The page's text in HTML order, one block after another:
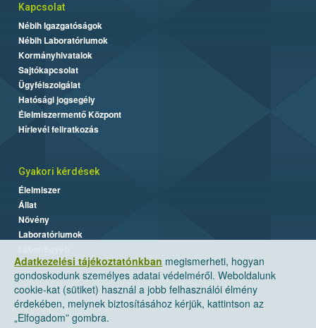
Adatkezelési tájékoztatónkban megismerheti, hogyan
gondoskodunk személyes adatai védelméről. Weboldalunk
cookie-kat (sütiket) használ a jobb felhasználói élmény
érdekében, melynek biztosításához kérjük, kattintson az
„Elfogadom” gombra.
Kapcsolat
Nébih Igazgatóságok
Nébih Laboratóriumok
Kormányhivatalok
Sajtókapcsolat
Ügyfélszolgálat
Hatósági jogsegély
Élelmiszermentő Központ
Hírlevél feliratkozás
Gyakori kérdések
Élelmiszer
Állat
Növény
Laboratóriumok